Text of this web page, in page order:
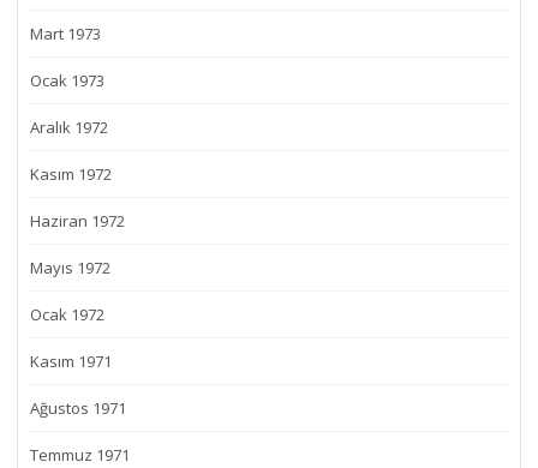
Mart 1973
Ocak 1973
Aralık 1972
Kasım 1972
Haziran 1972
Mayıs 1972
Ocak 1972
Kasım 1971
Ağustos 1971
Temmuz 1971